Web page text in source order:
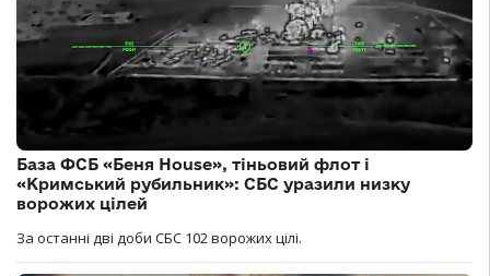
База ФСБ «Беня House», тіньовий флот і
«Кримський рубильник»: СБС уразили низку
ворожих цілей
За останні дві доби СБС 102 ворожих цілі.